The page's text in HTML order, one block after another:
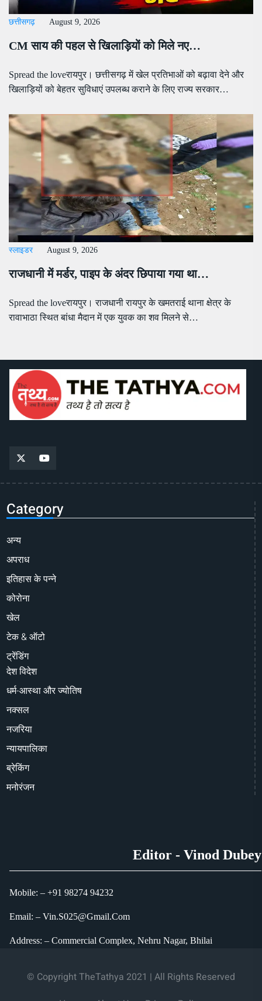
छत्तीसगढ़ August 9, 2026
CM साय की पहल से खिलाड़ियों को मिले नए…
Spread the loveरायपुर। छत्तीसगढ़ में खेल प्रतिभाओं को बढ़ावा देने और
खिलाड़ियों को बेहतर सुविधाएं उपलब्ध कराने के लिए राज्य सरकार…
स्लाइडर August 9, 2026
राजधानी में मर्डर, पाइप के अंदर छिपाया गया था…
Spread the loveरायपुर। राजधानी रायपुर के खमतराई थाना क्षेत्र के
रावाभाठा स्थित बांधा मैदान में एक युवक का शव मिलने से…
Category
अन्य
अपराध
इतिहास के पन्ने
कोरोना
खेल
टेक & ऑटो
ट्रेंडिंग
देश विदेश
धर्म-आस्था और ज्योतिष
नक्सल
नजरिया
न्यायपालिका
ब्रेकिंग
मनोरंजन
Editor - Vinod Dubey
Mobile: – +91 98274 94232
Email: – Vin.S025@Gmail.Com
Address: – Commercial Complex, Nehru Nagar, Bhilai
© Copyright TheTathya 2021 | All Rights Reserved